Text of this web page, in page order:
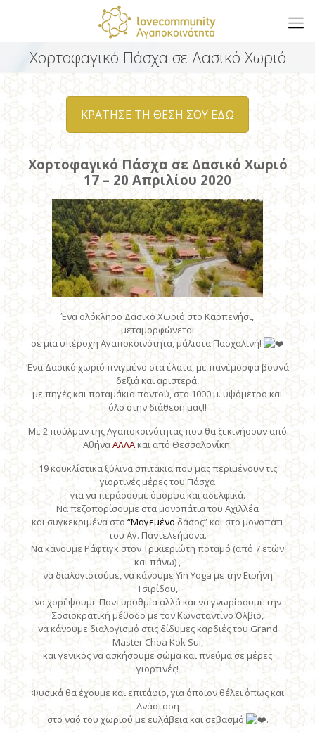
Χορτοφαγικό Πάσχα σε Δασικό Χωριό
ΚΡΑΤΗΣΕ ΤΗ ΘΕΣΗ ΣΟΥ ΕΔΩ
Χορτοφαγικό Πάσχα σε Δασικό Χωριό
17 – 20 Απριλίου 2020
Ένα ολόκληρο Δασικό Χωριό στο Καρπενήσι,
μεταμορφώνεται
σε μια υπέροχη Αγαποκοινότητα, μάλιστα Πασχαλινή!
Ένα Δασικό χωριό πνιγμένο στα έλατα, με πανέμορφα βουνά
δεξιά και αριστερά,
με πηγές και ποταμάκια παντού, στα 1000 μ. υψόμετρο και
όλο στην διάθεση μας!!
Με 2 πούλμαν της Αγαποκοινότητας που θα ξεκινήσουν από
ΑθήναΑΛΛΑκαι από Θεσσαλονίκη.
19 κουκλίστικα ξύλινα σπιτάκια που μας περιμένουν τις
γιορτινές μέρες του Πάσχα
για να περάσουμε όμορφα και αδελφικά.
Να πεζοπορίσουμε στα μονοπάτια του Αχιλλέα
και συγκεκριμένα στο “Μαγεμένο δάσος” και στο μονοπάτι
του Αγ. Παντελεήμονα.
Να κάνουμε Ράφτιγκ στον Τρικιεριώτη ποταμό (από 7 ετών
και πάνω) ,
να διαλογιστούμε, να κάνουμε Yin Yoga με την Ειρήνη
Τσιρίδου,
να χορέψουμε Πανευρυθμία αλλά και να γνωρίσουμε την
Σοσιοκρατική μέθοδο με τον Κωνσταντίνο Όλβιο,
να κάνουμε διαλογισμό στις δίδυμες καρδιές του Grand
Master Choa Kok Sui,
και γενικός να ασκήσουμε σώμα και πνεύμα σε μέρες
γιορτινές!
Φυσικά θα έχουμε και επιτάφιο, για όποιον θέλει όπως και
Ανάσταση
στο ναό του χωριού με ευλάβεια και σεβασμό
.